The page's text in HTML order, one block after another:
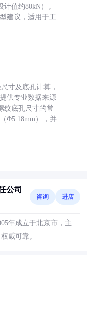
值约80kN）。
建议，适用于工
寸及底孔计算，
供专业数据来源
纹底孔尺寸的常
Φ5.18mm），并
公司
咨询 进店
年成立于北京市，主
威可靠。